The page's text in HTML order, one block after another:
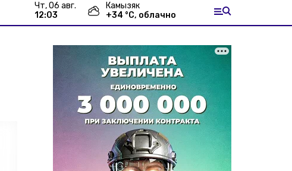
чт, 06 авг.
12:03
Камызяк
+34 °С, облачно